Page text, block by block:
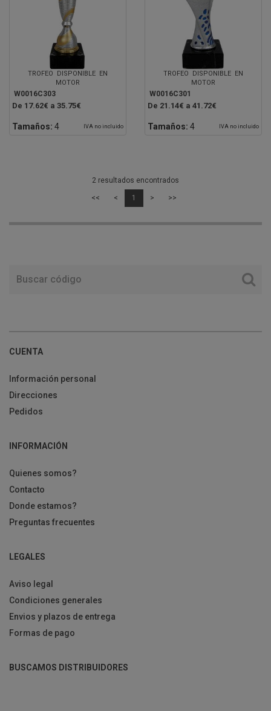
TROFEO DISPONIBLE EN
MOTOR
W0016C303
De 17.62€ a 35.75€
Tamaños: 4 IVA no incluido
TROFEO DISPONIBLE EN
MOTOR
W0016C301
De 21.14€ a 41.72€
Tamaños: 4 IVA no incluido
2 resultados encontrados
<< < 1 > >>
CUENTA
Información personal
Direcciones
Pedidos
INFORMACIÓN
Quienes somos?
Contacto
Donde estamos?
Preguntas frecuentes
LEGALES
Aviso legal
Condiciones generales
Envios y plazos de entrega
Formas de pago
BUSCAMOS DISTRIBUIDORES